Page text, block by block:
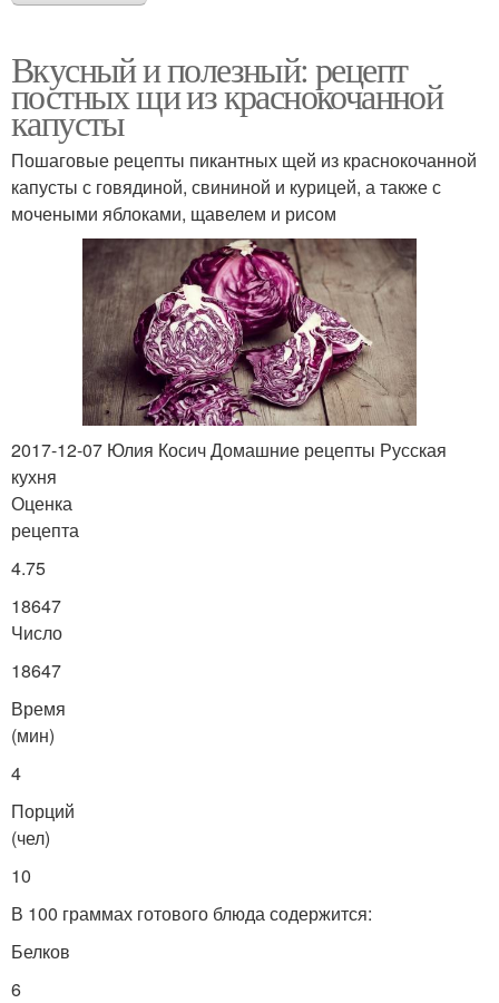
Вкусный и полезный: рецепт
постных щи из краснокочанной
капусты
Пошаговые рецепты пикантных щей из краснокочанной
капусты с говядиной, свининой и курицей, а также с
мочеными яблоками, щавелем и рисом
2017-12-07 Юлия Косич Домашние рецепты Русская
кухня
Оценка
рецепта
4.75
18647
Число
18647
Время
(мин)
4
Порций
(чел)
10
В 100 граммах готового блюда содержится:
Белков
6